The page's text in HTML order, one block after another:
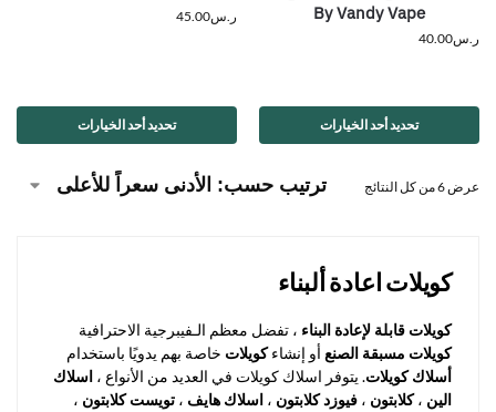
By Vandy Vape
ر.س40.00
تحديد أحد الخيارات
ر.س45.00
تحديد أحد الخيارات
عرض ⁦6⁩ من كل النتائج
كويلات اعادة ألبناء
كويلات قابلة لإعادة البناء ، تفضل معظم الـفيبرجية الاحترافية
كويلات مسبقة الصنع أو إنشاءكويلات خاصة بهم يدويًا باستخدام
أسلاك كويلات. يتوفر اسلاك كويلات في العديد من الأنواع ، اسلاك
الين ،كلابتون ، فيوزد كلابتون ، اسلاك هايف ، تويست كلابتون ،